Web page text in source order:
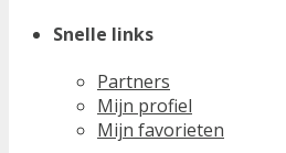
Snelle links
Partners
Mijn profiel
Mijn favorieten